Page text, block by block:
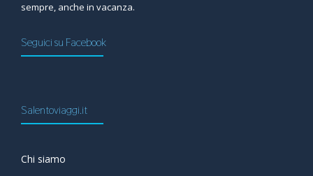
sempre, anche in vacanza.
Seguici su Facebook
Salentoviaggi.it
Chi siamo